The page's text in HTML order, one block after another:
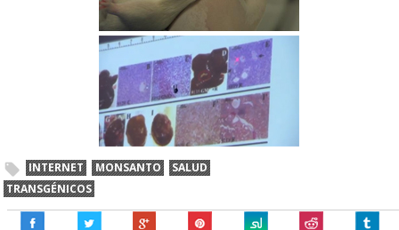
INTERNET MONSANTO
SALUD
TRANSGÉNICOS